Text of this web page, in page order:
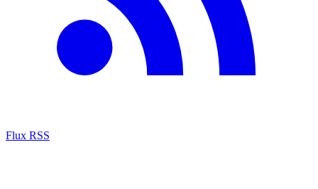
Flux RSS